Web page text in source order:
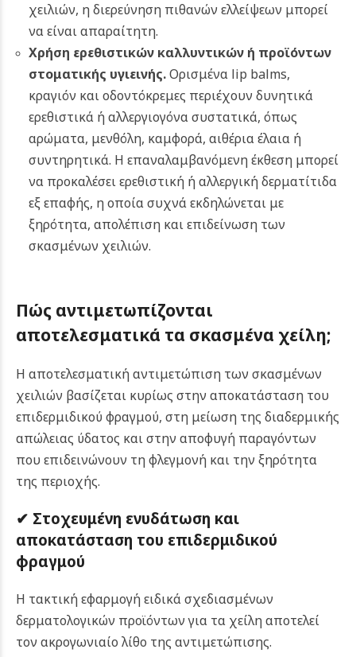
χειλιών, η διερεύνηση πιθανών ελλείψεων μπορεί
να είναι απαραίτητη.
Χρήση ερεθιστικών καλλυντικών ή προϊόντων
στοματικής υγιεινής.Ορισμένα lip balms,
κραγιόν και οδοντόκρεμες περιέχουν δυνητικά
ερεθιστικά ή αλλεργιογόνα συστατικά, όπως
αρώματα, μενθόλη, καμφορά, αιθέρια έλαια ή
συντηρητικά. Η επαναλαμβανόμενη έκθεση μπορεί
να προκαλέσει ερεθιστική ή αλλεργική δερματίτιδα
εξ επαφής, η οποία συχνά εκδηλώνεται με
ξηρότητα, απολέπιση και επιδείνωση των
σκασμένων χειλιών.
Πώς αντιμετωπίζονται
αποτελεσματικά τα σκασμένα χείλη;
Η αποτελεσματική αντιμετώπιση των σκασμένων
χειλιών βασίζεται κυρίως στην αποκατάσταση του
επιδερμιδικού φραγμού, στη μείωση της διαδερμικής
απώλειας ύδατος και στην αποφυγή παραγόντων
που επιδεινώνουν τη φλεγμονή και την ξηρότητα
της περιοχής.
✔ Στοχευμένη ενυδάτωση και
αποκατάσταση του επιδερμιδικού
φραγμού
Η τακτική εφαρμογή ειδικά σχεδιασμένων
δερματολογικών προϊόντων για τα χείλη αποτελεί
τον ακρογωνιαίο λίθο της αντιμετώπισης.